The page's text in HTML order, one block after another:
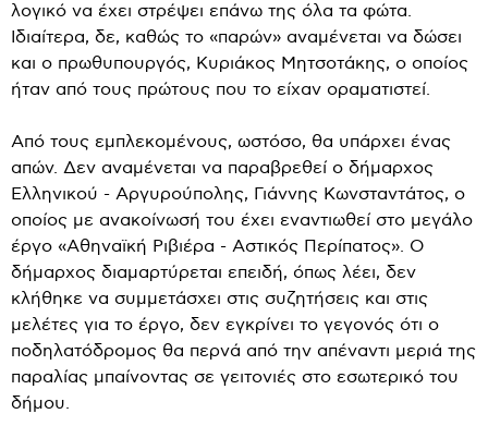
λογικό να έχει στρέψει επάνω της όλα τα φώτα.
Ιδιαίτερα, δε, καθώς το «παρών» αναμένεται να δώσει
και ο πρωθυπουργός, Κυριάκος Μητσοτάκης, ο οποίος
ήταν από τους πρώτους που το είχαν οραματιστεί.
Από τους εμπλεκομένους, ωστόσο, θα υπάρχει ένας
απών. Δεν αναμένεται να παραβρεθεί ο δήμαρχος
Ελληνικού - Αργυρούπολης, Γιάννης Κωνσταντάτος, ο
οποίος με ανακοίνωσή του έχει εναντιωθεί στο μεγάλο
έργο «Αθηναϊκή Ριβιέρα - Αστικός Περίπατος». Ο
δήμαρχος διαμαρτύρεται επειδή, όπως λέει, δεν
κλήθηκε να συμμετάσχει στις συζητήσεις και στις
μελέτες για το έργο, δεν εγκρίνει το γεγονός ότι ο
ποδηλατόδρομος θα περνά από την απέναντι μεριά της
παραλίας μπαίνοντας σε γειτονιές στο εσωτερικό του
δήμου.